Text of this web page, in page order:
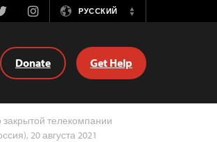
InstagramРУССКИЙ
Switch
Donate Get Help
телекомпании
20 августа 2021